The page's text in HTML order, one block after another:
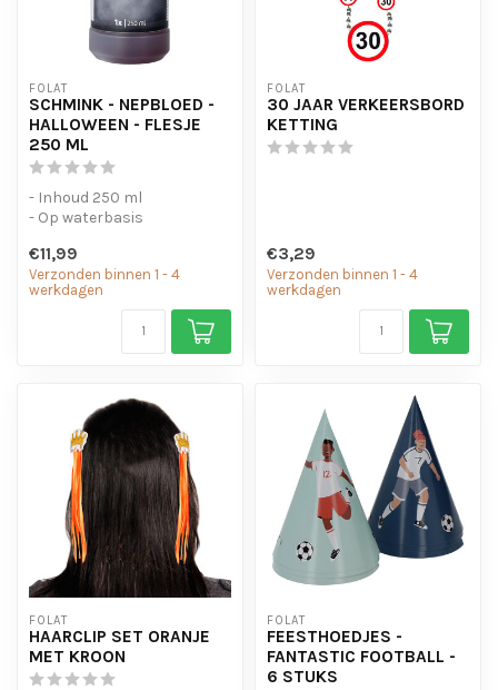
FOLAT
SCHMINK - NEPBLOED -
HALLOWEEN - FLESJE
250 ML
- Inhoud 250 ml
- Op waterbasis
€11,99
Verzonden binnen 1 - 4
werkdagen
FOLAT
30 JAAR VERKEERSBORD
KETTING
€3,29
Verzonden binnen 1 - 4
werkdagen
FOLAT
HAARCLIP SET ORANJE
MET KROON
FOLAT
FEESTHOEDJES -
FANTASTIC FOOTBALL -
6 STUKS